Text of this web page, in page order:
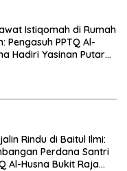
Ulama
Istiqomah di Rumah
Pengasuh PPTQ Al-
Hadiri Yasinan Putaran
Rindu di Baitul Ilmi:
Perdana Santri
Al-Husna Bukit Raja